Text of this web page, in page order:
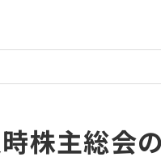
株主総会